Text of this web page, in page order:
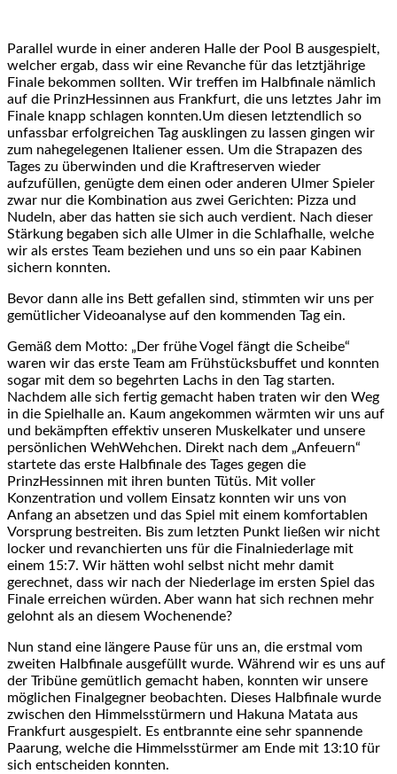
Parallel wurde in einer anderen Halle der Pool B ausgespielt,
welcher ergab, dass wir eine Revanche für das letztjährige
Finale bekommen sollten. Wir treffen im Halbfinale nämlich
auf die PrinzHessinnen aus Frankfurt, die uns letztes Jahr im
Finale knapp schlagen konnten.Um diesen letztendlich so
unfassbar erfolgreichen Tag ausklingen zu lassen gingen wir
zum nahegelegenen Italiener essen. Um die Strapazen des
Tages zu überwinden und die Kraftreserven wieder
aufzufüllen, genügte dem einen oder anderen Ulmer Spieler
zwar nur die Kombination aus zwei Gerichten: Pizza und
Nudeln, aber das hatten sie sich auch verdient. Nach dieser
Stärkung begaben sich alle Ulmer in die Schlafhalle, welche
wir als erstes Team beziehen und uns so ein paar Kabinen
sichern konnten.
Bevor dann alle ins Bett gefallen sind, stimmten wir uns per
gemütlicher Videoanalyse auf den kommenden Tag ein.
Gemäß dem Motto: „Der frühe Vogel fängt die Scheibe“
waren wir das erste Team am Frühstücksbuffet und konnten
sogar mit dem so begehrten Lachs in den Tag starten.
Nachdem alle sich fertig gemacht haben traten wir den Weg
in die Spielhalle an. Kaum angekommen wärmten wir uns auf
und bekämpften effektiv unseren Muskelkater und unsere
persönlichen WehWehchen. Direkt nach dem „Anfeuern“
startete das erste Halbfinale des Tages gegen die
PrinzHessinnen mit ihren bunten Tütüs. Mit voller
Konzentration und vollem Einsatz konnten wir uns von
Anfang an absetzen und das Spiel mit einem komfortablen
Vorsprung bestreiten. Bis zum letzten Punkt ließen wir nicht
locker und revanchierten uns für die Finalniederlage mit
einem 15:7. Wir hätten wohl selbst nicht mehr damit
gerechnet, dass wir nach der Niederlage im ersten Spiel das
Finale erreichen würden. Aber wann hat sich rechnen mehr
gelohnt als an diesem Wochenende?
Nun stand eine längere Pause für uns an, die erstmal vom
zweiten Halbfinale ausgefüllt wurde. Während wir es uns auf
der Tribüne gemütlich gemacht haben, konnten wir unsere
möglichen Finalgegner beobachten. Dieses Halbfinale wurde
zwischen den Himmelsstürmern und Hakuna Matata aus
Frankfurt ausgespielt. Es entbrannte eine sehr spannende
Paarung, welche die Himmelsstürmer am Ende mit 13:10 für
sich entscheiden konnten.